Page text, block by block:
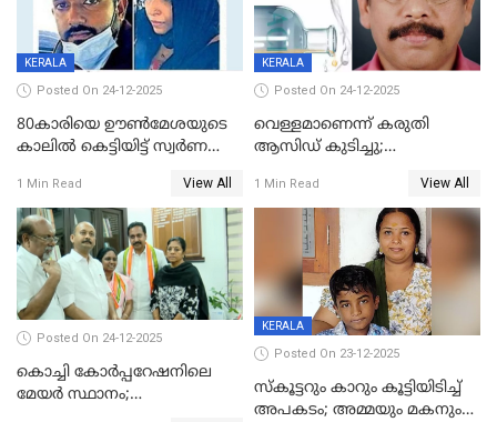
KERALA
Posted On 24-12-2025
80കാരിയെ ഊൺമേശയുടെ
കാലിൽ കെട്ടിയിട്ട് സ്വർണവും
കൊച്ചുമകനും സുഹൃത്തും
അറസ്റ്റിൽ
1 Min Read View All
KERALA
Posted On 24-12-2025
വെള്ളമാണെന്ന് കരുതി
ആസിഡ് കുടിച്ചു;
മരിച്ചു
1 Min Read View All
Posted On 24-12-2025
കൊച്ചി കോര്‍പ്പറേഷനിലെ
മേയര്‍ സ്ഥാനം;
KERALA
Posted On 23-12-2025
സ്കൂട്ടറും കാറും കൂട്ടിയിടിച്ച്
അപകടം; അമ്മയും മകനും